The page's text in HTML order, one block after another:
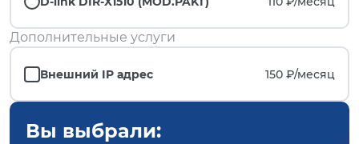
Дополнительные услуги
Внешний IP адрес 150 ₽/месяц
Вы выбрали: